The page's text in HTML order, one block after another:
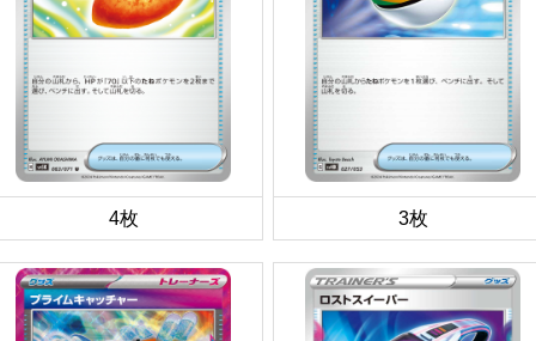
4枚 3枚